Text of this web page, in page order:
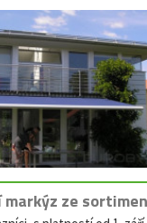
markýz ze